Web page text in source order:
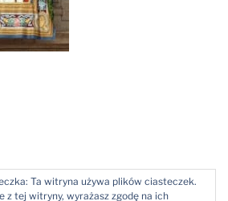
Ta witryna używa plików ciasteczek.
z tej witryny, wyrażasz zgodę na ich